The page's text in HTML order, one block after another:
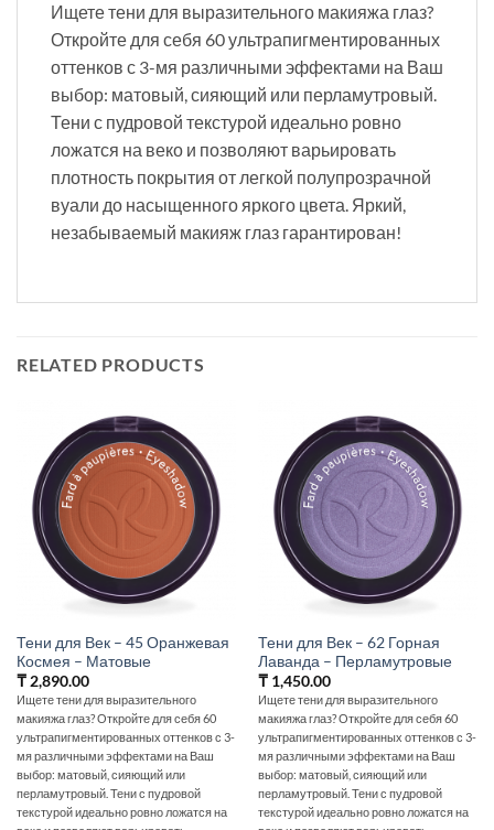
Ищете тени для выразительного макияжа глаз?
Откройте для себя 60 ультрапигментированных
оттенков с 3-мя различными эффектами на Ваш
выбор: матовый, сияющий или перламутровый.
Тени с пудровой текстурой идеально ровно
ложатся на веко и позволяют варьировать
плотность покрытия от легкой полупрозрачной
вуали до насыщенного яркого цвета. Яркий,
незабываемый макияж глаз гарантирован!
RELATED PRODUCTS
Тени для Век – 45 Оранжевая
Космея – Матовые
₸2,890.00
Ищете тени для выразительного
макияжа глаз? Откройте для себя 60
ультрапигментированных оттенков с 3-
мя различными эффектами на Ваш
выбор: матовый, сияющий или
перламутровый. Тени с пудровой
текстурой идеально ровно ложатся на
Тени для Век – 62 Горная
Лаванда – Перламутровые
₸1,450.00
Ищете тени для выразительного
макияжа глаз? Откройте для себя 60
ультрапигментированных оттенков с 3-
мя различными эффектами на Ваш
выбор: матовый, сияющий или
перламутровый. Тени с пудровой
текстурой идеально ровно ложатся на